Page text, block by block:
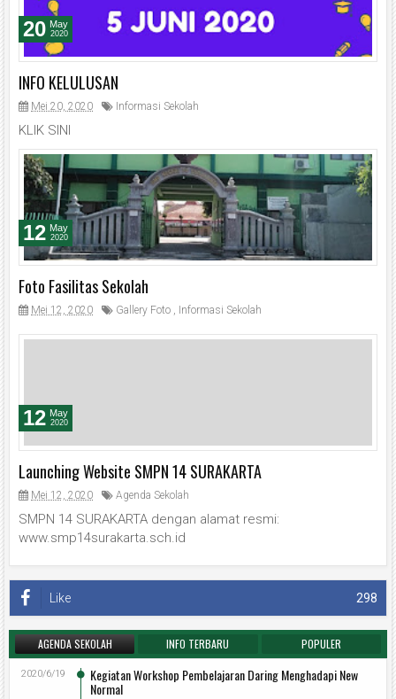
INFO KELULUSAN
Mei 20, 2020 Informasi Sekolah
KLIK SINI
20 May
2020
Foto Fasilitas Sekolah
Mei 12, 2020 Gallery Foto , Informasi Sekolah
12 May
2020
Launching Website SMPN 14 SURAKARTA
Mei 12, 2020 Agenda Sekolah
SMPN 14 SURAKARTA dengan alamat resmi:
www.smp14surakarta.sch.id
12 May
2020
298
Like
AGENDA SEKOLAH INFO TERBARU POPULER
Kegiatan Workshop Pembelajaran Daring Menghadapi New
Normal
2020/6/19